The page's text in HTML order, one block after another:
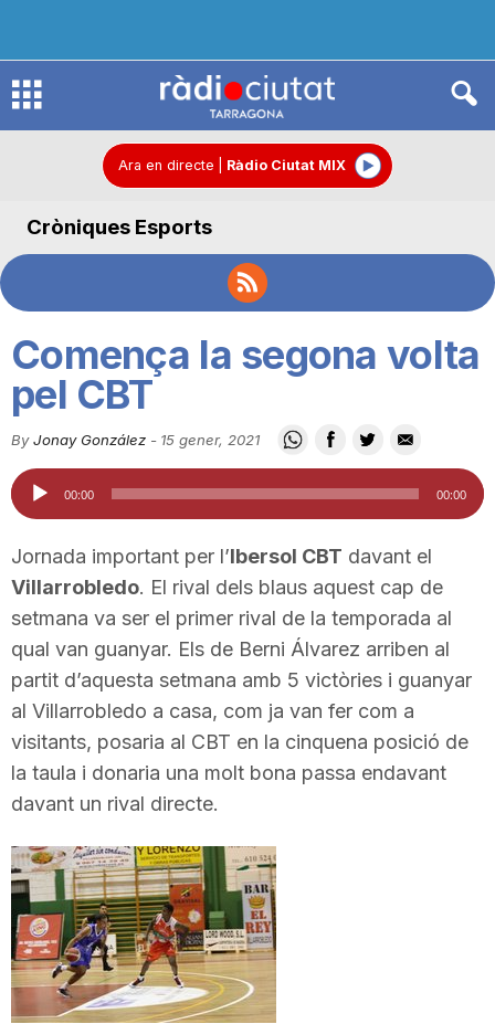
R
d
C
i
u
t
a
t
d
e
T
Ara en directe Ràdio Ciutat MIX
Cròniques Esports
Comença la segona volta
pel CBT
By Jonay González - 15 gener, 2021
Reproductor
d'àudio
00:00 00:00
Jornada important per l’Ibersol CBT davant el
Villarrobledo. El rival dels blaus aquest cap de
setmana va ser el primer rival de la temporada al
qual van guanyar. Els de Berni Álvarez arriben al
partit d’aquesta setmana amb 5 victòries i guanyar
al Villarrobledo a casa, com ja van fer com a
visitants, posaria al CBT en la cinquena posició de
la taula i donaria una molt bona passa endavant
davant un rival directe.